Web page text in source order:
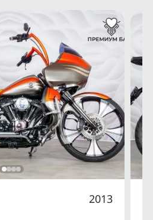
2013